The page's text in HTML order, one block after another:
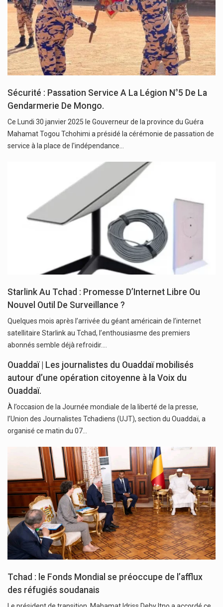
Sécurité : Passation Service A La Légion N°5 De La
Gendarmerie De Mongo.
Ce Lundi 30 janvier 2025 le Gouverneur de la province du Guéra
Mahamat Togou Tchohimi a présidé la cérémonie de passation de
service à la place de l'indépendance…
Starlink Au Tchad : Promesse D’Internet Libre Ou
Nouvel Outil De Surveillance ?
Quelques mois après l’arrivée du géant américain de l’internet
satellitaire Starlink au Tchad, l’enthousiasme des premiers
abonnés semble déjà refroidir.…
Ouaddaï | Les journalistes du Ouaddaï mobilisés
autour d’une opération citoyenne à la Voix du
Ouaddaï.
À l’occasion de la Journée mondiale de la liberté de la presse,
l’Union des Journalistes Tchadiens (UJT), section du Ouaddaï, a
organisé ce matin du 07…
Tchad : le Fonds Mondial se préoccupe de l’afflux
des réfugiés soudanais